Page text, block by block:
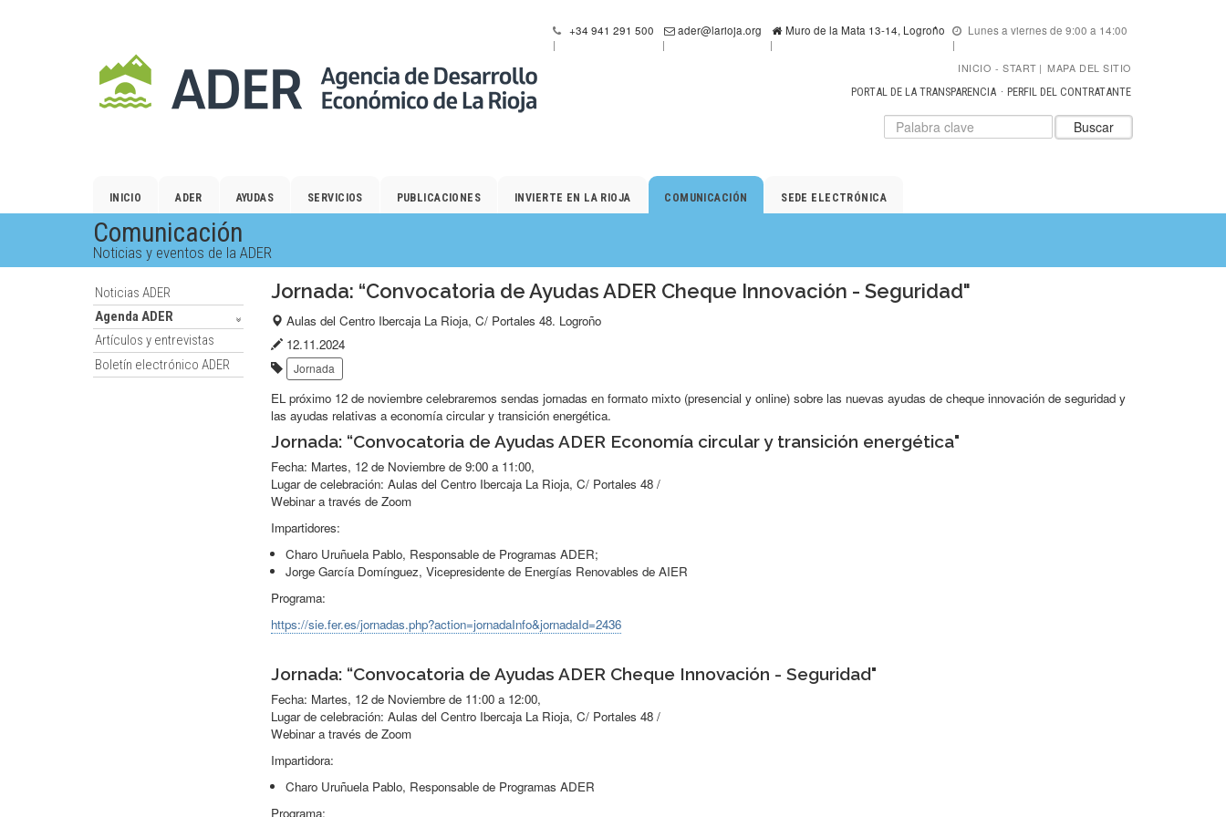
contenido
principal.
+34 941 291 500 ader@larioja.org Muro de la Mata 13-14, Logroño Lunes a viernes de 9:00 a 14:00
INICIO START | MAPA DEL SITIO
PORTAL DE LA TRANSPARENCIA
PERFIL DEL CONTRATANTE
Datos
para
de
Introduzca
el
buscar
Buscar
INICIO ADER AYUDAS SERVICIOS PUBLICACIONES INVIERTE EN LA RIOJA COMUNICACIÓN SEDE ELECTRÓNICA
Comunicación
Noticias y eventos de la ADER
Noticias ADER
Agenda ADER
Artículos y entrevistas
Boletín electrónico ADER
Jornada: “Convocatoria de Ayudas ADER Cheque Innovación - Seguridad"
Lugar
del
evento:
Aulas del Centro Ibercaja La Rioja, C/ Portales 48. Logroño
Fecha
de
publicación:
12.11.2024
Etiquetas:
Jornada
EL próximo 12 de noviembre celebraremos sendas jornadas en formato mixto (presencial y online) sobre las nuevas ayudas de cheque innovación de seguridad y
las ayudas relativas a economía circular y transición energética.
Jornada: “Convocatoria de Ayudas ADER Economía circular y transición energética"
Fecha: Martes, 12 de Noviembre de 9:00 a 11:00,
Lugar de celebración: Aulas del Centro Ibercaja La Rioja, C/ Portales 48 /
Webinar a través de Zoom
Impartidores:
Charo Uruñuela Pablo, Responsable de Programas ADER;
Jorge García Domínguez, Vicepresidente de Energías Renovables de AIER
Programa:
https://sie.fer.es/jornadas.php?action=jornadaInfo&jornadaId=2436
Jornada: “Convocatoria de Ayudas ADER Cheque Innovación - Seguridad"
Fecha: Martes, 12 de Noviembre de 11:00 a 12:00,
Lugar de celebración: Aulas del Centro Ibercaja La Rioja, C/ Portales 48 /
Webinar a través de Zoom
Impartidora:
Charo Uruñuela Pablo, Responsable de Programas ADER
Programa: